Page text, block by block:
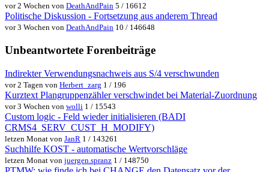
vor 2 Wochen von DeathAndPain 5 / 16612
Politische Diskussion - Fortsetzung aus anderem Thread
vor 3 Wochen von DeathAndPain 10 / 146648
Unbeantwortete Forenbeiträge
Indirekter Verwendungsnachweis aus S/4 verschwunden
vor 2 Tagen von Herbert_zarg 1 / 196
Kurztext Plangruppenzähler verschwindet bei Material-Zuordnung
vor 3 Wochen von wolli 1 / 15543
Custom logic - Feld wieder initialisieren (BADI
CRMS4_SERV_CUST_H_MODIFY)
letzen Monat von JanR 1 / 143261
Suchhilfe KOST - automatische Wertvorschläge
letzen Monat von juergen.spranz 1 / 148750